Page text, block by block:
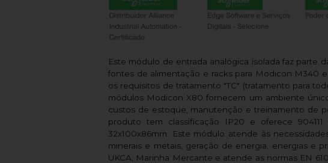
Este módulo de entrada analógica isolada faz parte
fontes de alimentação e racks para Modicon M340
os requisitos de tratamento "TC" (tratamento para
módulos Modicon X80 fornecem um ambiente
custos de estoque, manutenção e treinamento de
produto tem classificação IP20 e oferece
32x100x86mm. Este módulo atende às
minerais e metais, geração de energia, energias e
UKCA, Marinha Mercante e atende as normas EN